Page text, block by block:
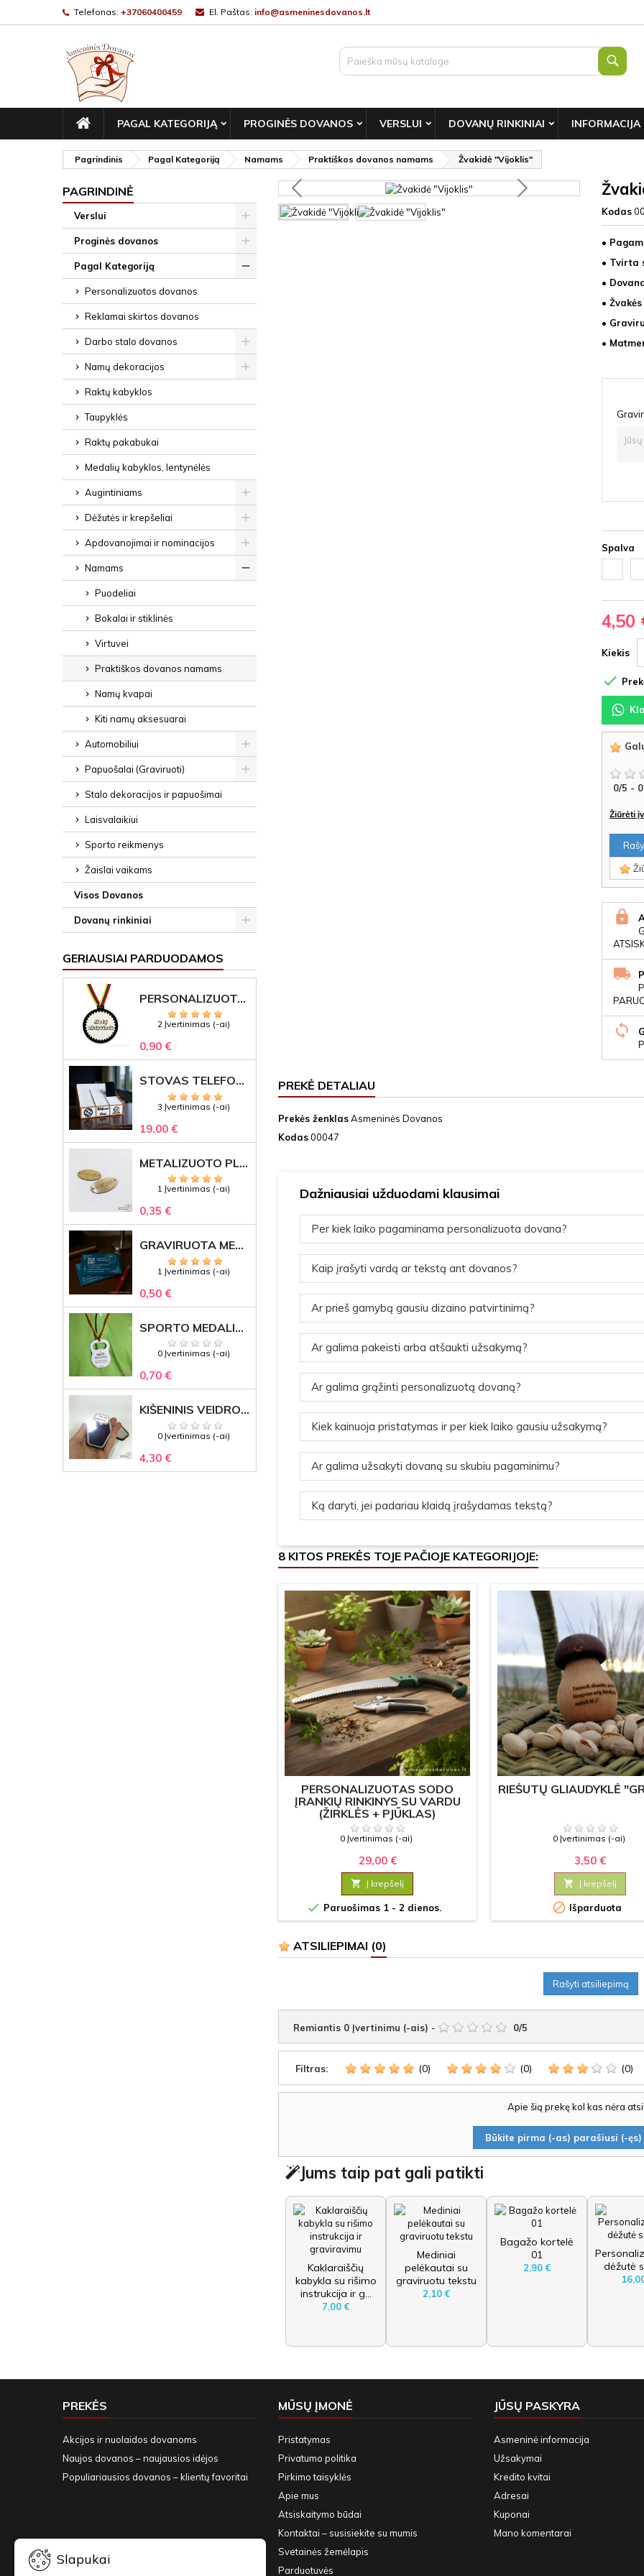
Telefonas: +37060400459 El. Paštas: info@asmeninesdovanos.lt
PAGRINDINIS
PAGAL KATEGORIJĄ PROGINĖS DOVANOS VERSLUI DOVANŲ RINKINIAI INFORMACIJA
Pagrindinis Pagal Kategoriją Namams Praktiškos dovanos namams Žvakidė "Vijoklis"
PAGRINDINĖ
Verslui
Proginės dovanos
Pagal Kategoriją
Personalizuotos dovanos
Reklamai skirtos dovanos
Darbo stalo dovanos
Namų dekoracijos
Raktų kabyklos
Taupyklės
Raktų pakabukai
Medalių kabyklos, lentynėlės
Augintiniams
Dėžutės ir krepšeliai
Apdovanojimai ir nominacijos
Namams
Puodeliai
Bokalai ir stiklinės
Virtuvei
Praktiškos dovanos namams
Namų kvapai
Kiti namų aksesuarai
Automobiliui
Papuošalai (Graviruoti)
Stalo dekoracijos ir papuošimai
Laisvalaikiui
Sporto reikmenys
Žaislai vaikams
Visos Dovanos
Dovanų rinkiniai
GERIAUSIAI PARDUODAMOS
PERSONALIZUOTAS MEDALIS "1" SU GRAVIRUOTU TEKSTU
2 Įvertinimas (-ai)
0,90 €
STOVAS TELEFONAMS KLASEI (27 VIETOS) – GRAVIRUOJAMAS ORGANIZATORIUS
3 Įvertinimas (-ai)
19,00 €
METALIZUOTO PLASTIKO ETIKETĖS SU GRAVIRUOTU TEKSTU -LOGOTIPU
1 Įvertinimas (-ai)
0,35 €
GRAVIRUOTA METALINĖ VIZITINĖ KORTELĖ SU LOGOTIPU – REPREZENTACINĖ VERSLO DOVANA
1 Įvertinimas (-ai)
0,50 €
SPORTO MEDALIS "STIPRUOLIS" SU GRAVIRUOTU TEKSTU
0 Įvertinimas (-ai)
0,70 €
KIŠENINIS VEIDRODĖLIS
0 Įvertinimas (-ai)
4,30 €
Kodas
•
• Tvirta
•
•
•
•
Spalva
HDF
4,50
Kiekis

0/5 - 0
Žiūrėti
PREKĖ DETALIAU
Prekės ženklasAsmeninės Dovanos
Kodas00047
Dažniausiai užduodami klausimai
Per kiek laiko pagaminama personalizuota dovana?
Kaip įrašyti vardą ar tekstą ant dovanos?
Ar prieš gamybą gausiu dizaino patvirtinimą?
Ar galima pakeisti arba atšaukti užsakymą?
Ar galima grąžinti personalizuotą dovaną?
Kiek kainuoja pristatymas ir per kiek laiko gausiu užsakymą?
Ar galima užsakyti dovaną su skubiu pagaminimu?
Ką daryti, jei padariau klaidą įrašydamas tekstą?
8 KITOS PREKĖS TOJE PAČIOJE KATEGORIJOJE:
PERSONALIZUOTAS SODO
ĮRANKIŲ RINKINYS SU VARDU
(ŽIRKLĖS + PJŪKLAS)
0 Įvertinimas (-ai)
29,00 €
 Į krepšelį
 Paruošimas 1 - 2 dienos.
RIEŠUTŲ GLIAUDYKLĖ
0 Įvertinimas (-ai)
3,50 €
 Į krepšelį
 Išparduota
ATSILIEPIMAI (0)
Rašyti atsiliepimą
Remiantis 0 Įvertinimu (-ais) - 0/5
Filtras: (0) (0) (0)
Apie šią prekę kol kas nėra
Būkite pirma (-as) parašiusi (-
Jums taip pat gali patikti
Kaklaraiščių
kabykla su rišimo
instrukcija ir g...
7,00 €
Mediniai
pelėkautai su
graviruotu tekstu
2,10 €
Bagažo kortelė
01
2,90 €
dėžutė
PREKĖS
Akcijos ir nuolaidos dovanoms
Naujos dovanos – naujausios idėjos
Populiariausios dovanos – klientų favoritai
MŪSŲ ĮMONĖ
Pristatymas
Privatumo politika
Pirkimo taisyklės
Apie mus
Atsiskaitymo būdai
Kontaktai – susisiekite su mumis
Svetainės žemėlapis
Parduotuvės
JŪSŲ PASKYRA
Asmeninė informacija
Užsakymai
Kredito kvitai
Adresai
Kuponai
Mano komentarai
Slapukai